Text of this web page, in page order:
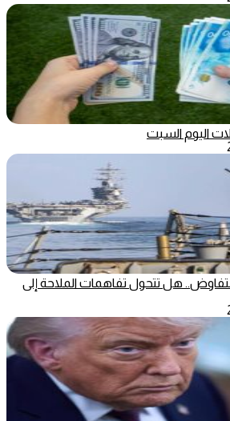
اليوم السبت
هل تتحول تفاهمات الملاحة إلى